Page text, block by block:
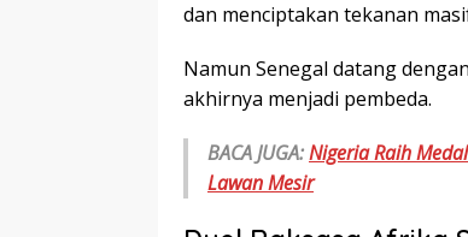
dan menciptakan tekanan
Namun Senegal datang
akhirnya menjadi pembeda.
BACA JUGA:Nigeria Raih
Lawan Mesir